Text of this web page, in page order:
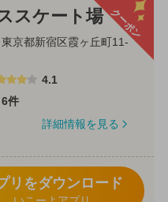
クーポン
スケート場
東京都新宿区霞ヶ丘町11-
4.1
6件
詳細情報を見る
リをダウンロード